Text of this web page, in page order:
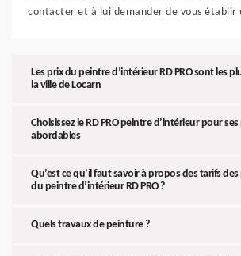
contacter et à lui demander de vous établir
Les prix du peintre d’intérieur RD PRO sont les
la ville de Locarn
Choisissez le RD PRO peintre d’intérieur pour ses
abordables
Qu’est ce qu’il faut savoir à propos des tarifs
du peintre d’intérieur RD PRO ?
Quels travaux de peinture ?